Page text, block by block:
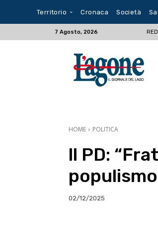
Territorio Cronaca Società
7 Agosto, 2026
HOME POLITICA
ll PD:
02/12/2025